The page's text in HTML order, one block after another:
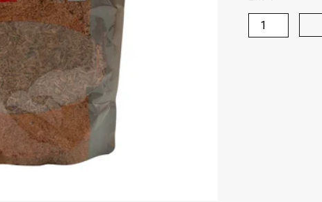
produkto
kiekis: